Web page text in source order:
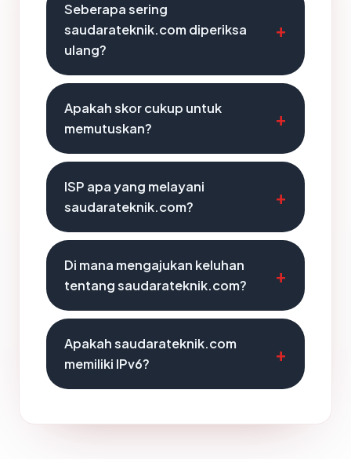
Seberapa sering
saudarateknik.com diperiksa
ulang?
Apakah skor cukup untuk
memutuskan?
ISP apa yang melayani
saudarateknik.com?
Di mana mengajukan keluhan
tentang saudarateknik.com?
Apakah saudarateknik.com
memiliki IPv6?